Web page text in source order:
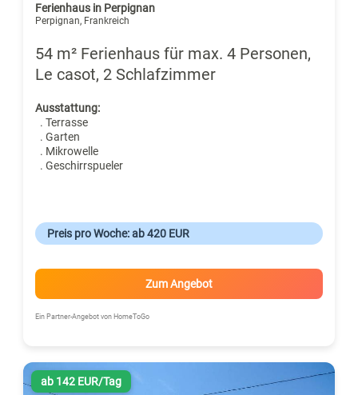
Ferienhaus in Perpignan
Perpignan, Frankreich
54 m² Ferienhaus für max. 4 Personen,
Le casot, 2 Schlafzimmer
Ausstattung:
. Terrasse
. Garten
. Mikrowelle
. Geschirrspueler
Preis pro Woche: ab 420 EUR
Zum Angebot
Ein Partner-Angebot von HomeToGo
ab 142 EUR/Tag